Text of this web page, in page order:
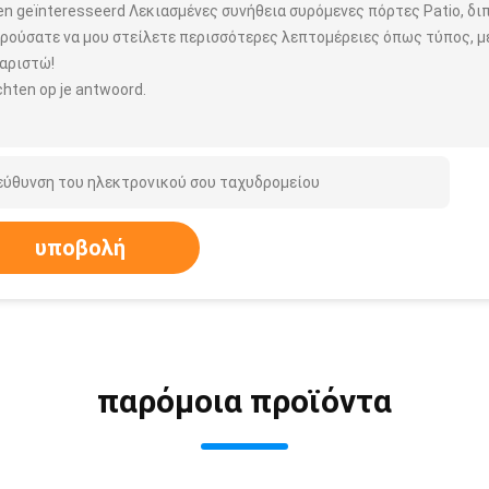
geïnteresseerd Λεκιασμένες συνήθεια συρόμενες πόρτες Patio,
να μου στείλετε περισσότερες λεπτομέρειες όπως τύπος,
op je antwoord.
υποβολή
παρόμοια προϊόντα